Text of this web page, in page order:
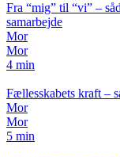
Fra “mig” til “vi” –
samarbejde
Mor
Mor
4 min
Fællesskabets kraft –
Mor
Mor
5 min